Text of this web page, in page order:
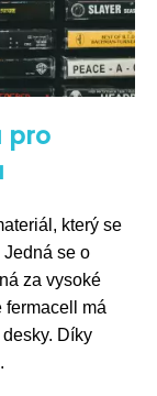
pro
který se
se o
za vysoké
fermacell má
Díky